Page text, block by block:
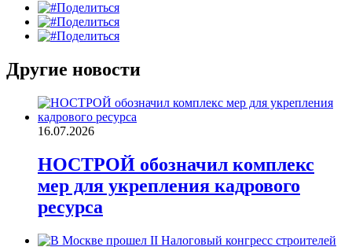
Поделиться
Поделиться
Поделиться
Другие новости
16.07.2026
НОСТРОЙ обозначил комплекс
мер для укрепления кадрового
ресурса